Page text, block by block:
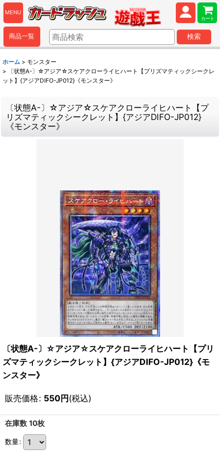
MENU
カート
商品一覧 検索
ホーム > モンスター
>
〔状態A-〕☆アジア☆スケアクローライヒハート【プリズマティックシークレ
ット】{アジアDIFO-JP012}《モンスター》
〔状態A-〕☆アジア☆スケアクローライヒハート【プ
リズマティックシークレット】{アジアDIFO-JP012}
《モンスター》
〔状態A-〕☆アジア☆スケアクローライヒハート【プリ
ズマティックシークレット】{アジアDIFO-JP012}《モ
ンスター》
販売価格: 550円(税込)
在庫数 10枚
数量: